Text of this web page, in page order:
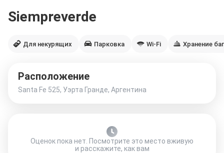
Siempreverde
Для некурящих Парковка Wi-Fi Хранение
Расположение
Santa Fe 525, Уэрта Гранде, Аргентина
Оценок пока нет. Посмотрите это место вживую
и расскажите, как вам